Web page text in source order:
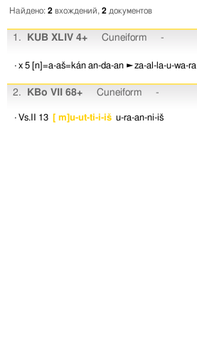
Найдено: 2 вхождений, 2 документов
1. KUB XLIV 4+ Cuneiform -
· x 5 [n]=a-aš=kán an-da-an ►za-al-la-u-wa-ra
2. KBo VII 68+ Cuneiform -
· Vs.II 13 [ m]u-ut-ti-i-iš u-ra-an-ni-iš